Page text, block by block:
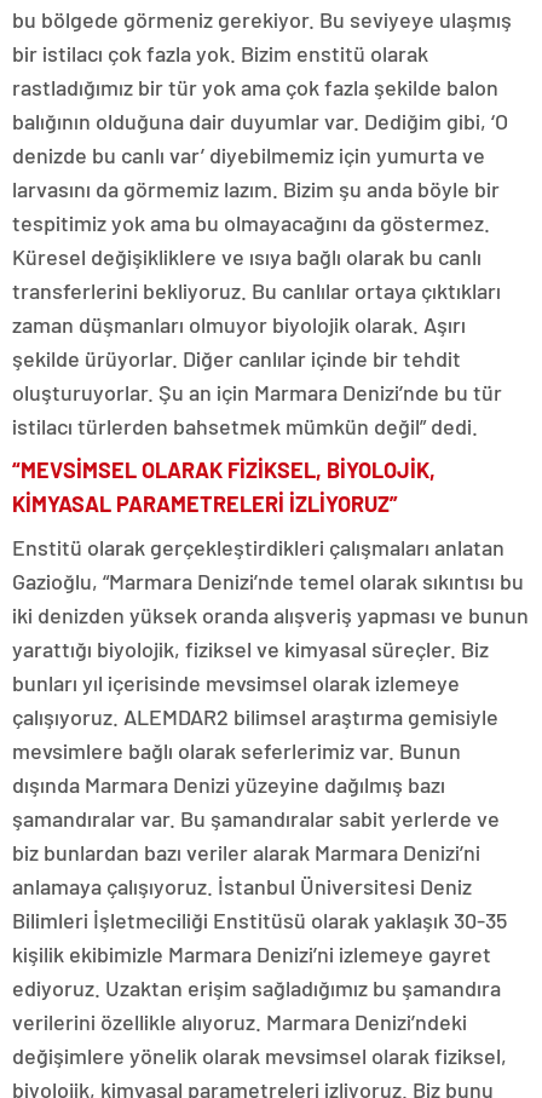
bu bölgede görmeniz gerekiyor. Bu seviyeye ulaşmış
bir istilacı çok fazla yok. Bizim enstitü olarak
rastladığımız bir tür yok ama çok fazla şekilde balon
balığının olduğuna dair duyumlar var. Dediğim gibi, ‘O
denizde bu canlı var’ diyebilmemiz için yumurta ve
larvasını da görmemiz lazım. Bizim şu anda böyle bir
tespitimiz yok ama bu olmayacağını da göstermez.
Küresel değişikliklere ve ısıya bağlı olarak bu canlı
transferlerini bekliyoruz. Bu canlılar ortaya çıktıkları
zaman düşmanları olmuyor biyolojik olarak. Aşırı
şekilde ürüyorlar. Diğer canlılar içinde bir tehdit
oluşturuyorlar. Şu an için Marmara Denizi’nde bu tür
istilacı türlerden bahsetmek mümkün değil” dedi.
“MEVSİMSEL OLARAK FİZİKSEL, BİYOLOJİK,
KİMYASAL PARAMETRELERİ İZLİYORUZ”
Enstitü olarak gerçekleştirdikleri çalışmaları anlatan
Gazioğlu, “Marmara Denizi’nde temel olarak sıkıntısı bu
iki denizden yüksek oranda alışveriş yapması ve bunun
yarattığı biyolojik, fiziksel ve kimyasal süreçler. Biz
bunları yıl içerisinde mevsimsel olarak izlemeye
çalışıyoruz. ALEMDAR2 bilimsel araştırma gemisiyle
mevsimlere bağlı olarak seferlerimiz var. Bunun
dışında Marmara Denizi yüzeyine dağılmış bazı
şamandıralar var. Bu şamandıralar sabit yerlerde ve
biz bunlardan bazı veriler alarak Marmara Denizi’ni
anlamaya çalışıyoruz. İstanbul Üniversitesi Deniz
Bilimleri İşletmeciliği Enstitüsü olarak yaklaşık 30-35
kişilik ekibimizle Marmara Denizi’ni izlemeye gayret
ediyoruz. Uzaktan erişim sağladığımız bu şamandıra
verilerini özellikle alıyoruz. Marmara Denizi’ndeki
değişimlere yönelik olarak mevsimsel olarak fiziksel,
biyolojik, kimyasal parametreleri izliyoruz. Biz bunu